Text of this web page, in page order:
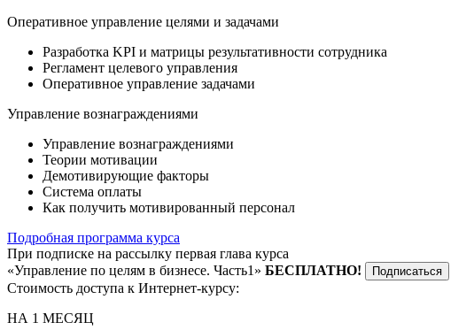
Оперативное управление целями и задачами
Разработка KPI и матрицы результативности сотрудника
Регламент целевого управления
Оперативное управление задачами
Управление вознаграждениями
Управление вознаграждениями
Теории мотивации
Демотивирующие факторы
Система оплаты
Как получить мотивированный персонал
Подробная программа курса
При подписке на рассылку первая глава курса
«Управление по целям в бизнесе. Часть1» БЕСПЛАТНО! Подписаться
Стоимость доступа к Интернет-курсу:
НА 1 МЕСЯЦ